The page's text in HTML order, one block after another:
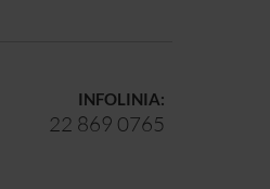
INFOLINIA:
22 869 0765